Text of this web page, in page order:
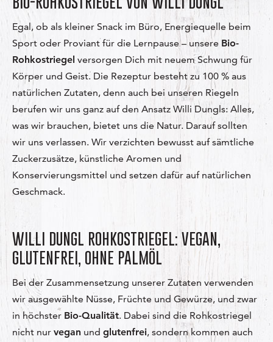
Egal, ob als kleiner Snack im Büro, Energiequelle beim
Sport oder Proviant für die Lernpause – unsere Bio-
Rohkostriegel versorgen Dich mit neuem Schwung für
Körper und Geist. Die Rezeptur besteht zu 100 % aus
natürlichen Zutaten, denn auch bei unseren Riegeln
berufen wir uns ganz auf den Ansatz Willi Dungls: Alles,
was wir brauchen, bietet uns die Natur. Darauf sollten
wir uns verlassen. Wir verzichten bewusst auf sämtliche
Zuckerzusätze, künstliche Aromen und
Konservierungsmittel und setzen dafür auf natürlichen
Geschmack.
WILLI DUNGL ROHKOSTRIEGEL: VEGAN,
GLUTENFREI, OHNE PALMÖL
Bei der Zusammensetzung unserer Zutaten verwenden
wir ausgewählte Nüsse, Früchte und Gewürze, und zwar
in höchster Bio-Qualität. Dabei sind die Rohkostriegel
nicht nur vegan und glutenfrei, sondern kommen auch